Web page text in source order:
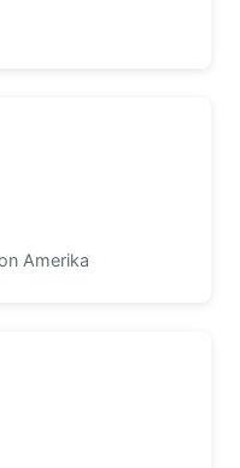
Amerika